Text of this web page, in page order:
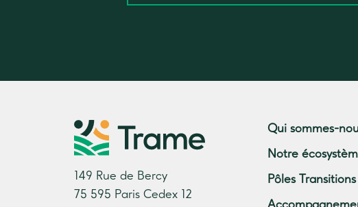
149 Rue de Bercy
75 595 Paris Cedex 12
Qui sommes-
Notre
Pôles Transitions